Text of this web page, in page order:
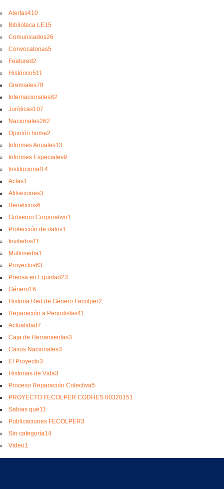
Alertas410
Biblioteca LE15
Comunicados26
Convocatorias5
Featured2
Histórico511
Gremiales78
Internacionales82
Jurídicas107
Nacionales262
Opinión home2
Informes Anuales13
Informes Especiales9
Institucional 14
Actas1
Afiliaciones3
Beneficios6
Gobierno Corporativo1
Protección de datos1
Invitados11
Multimedia1
Proyectos63
Prensa en Equidad23
Género16
Historia Red de Género Fecolper2
Reparación a Periodistas41
Actualidad7
Caja de Herramientas3
Casos Nacionales3
El Proyecto3
Historias de Vida3
Proceso Reparación Colectiva5
PROYECTO FECOLPER CODHES 00320151
Sabias qué11
Publicaciones FECOLPER3
Sin categoría14
Video1